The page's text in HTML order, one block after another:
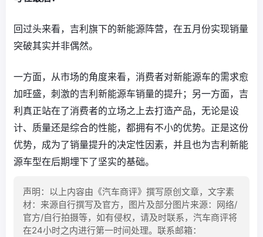
回过头来看，吉利旗下的新能源阵营，在五月份实现销量
突破其实并非偶然。
一方面，从市场的角度来看，消费者对新能源车的需求愈
加旺盛，刺激的吉利新能源车销量的提升；另一方面，吉
利真正站在了消费者的立场之上去打造产品，无论是设
计、质量还是综合的性能，都拥有不小的优势。正是这份
优势，成为了销量提升的决定性因素，并且也为吉利新能
源车型在后期埋下了坚实的基础。
声明：以上内容由《汽车商评》撰写原创文章，文字素
材：来源自行撰写及官方，图片及部分图片来源：网络/
官方/自行拍摄等，如有侵权，请及时联系，汽车商评将
在24小时之内进行第一时间处理。联系邮箱：